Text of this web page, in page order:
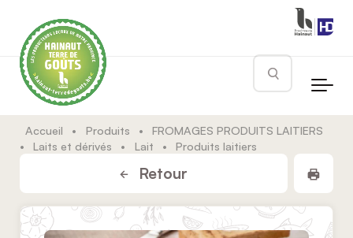
Rechercher
Accueil • Produits •
FROMAGES PRODUITS LAITIERS
•
Laits et dérivés • Lait • Produits laitiers
Retour